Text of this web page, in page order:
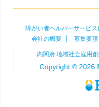
障がい者ヘルパーサービス
会社の概要
募集要項
内閣府 地域社会雇用
Copyright © 2026